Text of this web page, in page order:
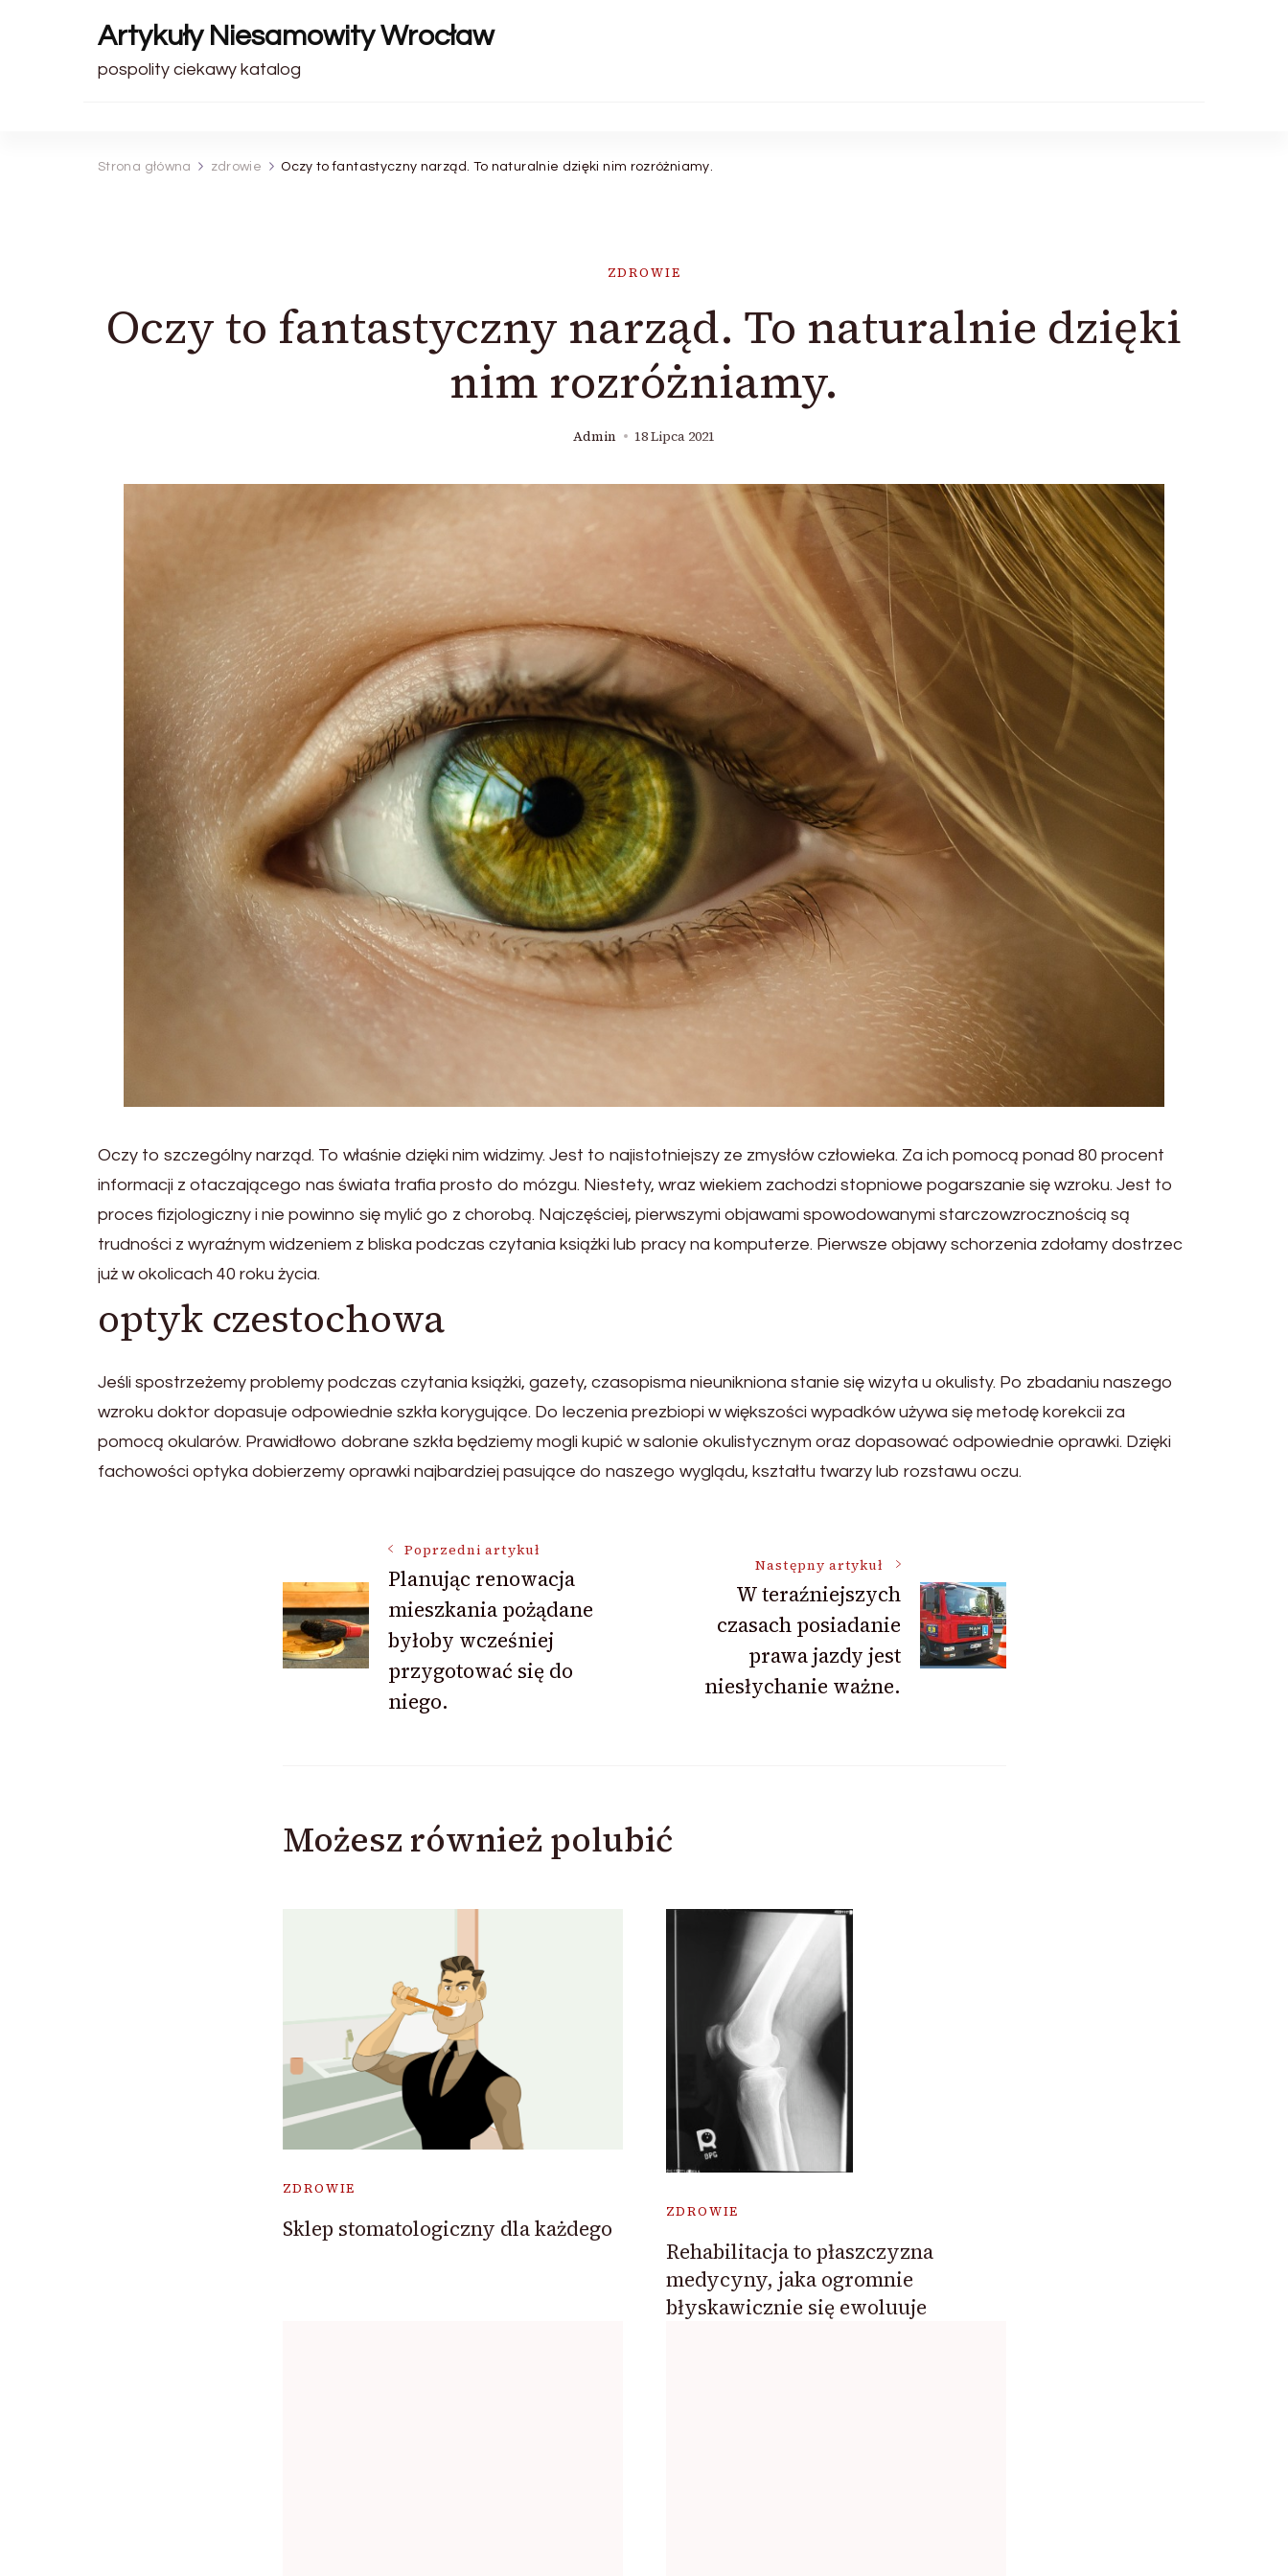
Artykuły Niesamowity Wrocław
pospolity ciekawy katalog
Strona główna zdrowie Oczy to fantastyczny narząd. To naturalnie dzięki nim rozróżniamy.
ZDROWIE
Oczy to fantastyczny narząd. To naturalnie dzięki
nim rozróżniamy.
Admin 18 Lipca 2021
Oczy to szczególny narząd. To właśnie dzięki nim widzimy. Jest to najistotniejszy ze zmysłów człowieka. Za ich pomocą ponad 80 procent
informacji z otaczającego nas świata trafia prosto do mózgu. Niestety, wraz wiekiem zachodzi stopniowe pogarszanie się wzroku. Jest to
proces fizjologiczny i nie powinno się mylić go z chorobą. Najczęściej, pierwszymi objawami spowodowanymi starczowzrocznością są
trudności z wyraźnym widzeniem z bliska podczas czytania książki lub pracy na komputerze. Pierwsze objawy schorzenia zdołamy dostrzec
już w okolicach 40 roku życia.
optyk czestochowa
Jeśli spostrzeżemy problemy podczas czytania książki, gazety, czasopisma nieunikniona stanie się wizyta u okulisty. Po zbadaniu naszego
wzroku doktor dopasuje odpowiednie szkła korygujące. Do leczenia prezbiopi w większości wypadków używa się metodę korekcii za
pomocą okularów. Prawidłowo dobrane szkła będziemy mogli kupić w salonie okulistycznym oraz dopasować odpowiednie oprawki. Dzięki
fachowości optyka dobierzemy oprawki najbardziej pasujące do naszego wyglądu, kształtu twarzy lub rozstawu oczu.
Nawigacja
wpisu
Poprzedni artykuł
Planując renowacja
mieszkania pożądane
byłoby wcześniej
przygotować się do
niego.
Następny artykuł
W teraźniejszych
czasach posiadanie
prawa jazdy jest
niesłychanie ważne.
Możesz również polubić
ZDROWIE
Sklep stomatologiczny dla każdego
ZDROWIE
Rehabilitacja to płaszczyzna
medycyny, jaka ogromnie
błyskawicznie się ewoluuje